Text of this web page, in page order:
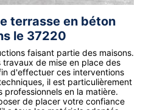
terrasse en béton
le 37220
faisant partie des maisons.
de mise en place des
d'effectuer ces interventions
il est particulièrement
en la matière.
de placer votre confiance